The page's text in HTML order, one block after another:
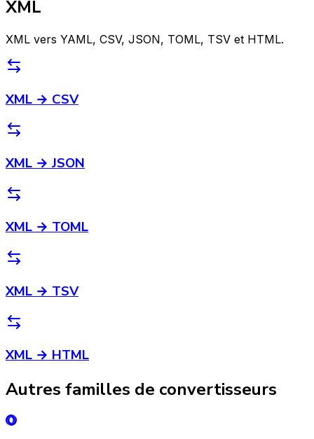
XML
XML vers YAML, CSV, JSON, TOML, TSV et HTML.
XML → CSV
XML → JSON
XML → TOML
XML → TSV
XML → HTML
Autres familles de convertisseurs